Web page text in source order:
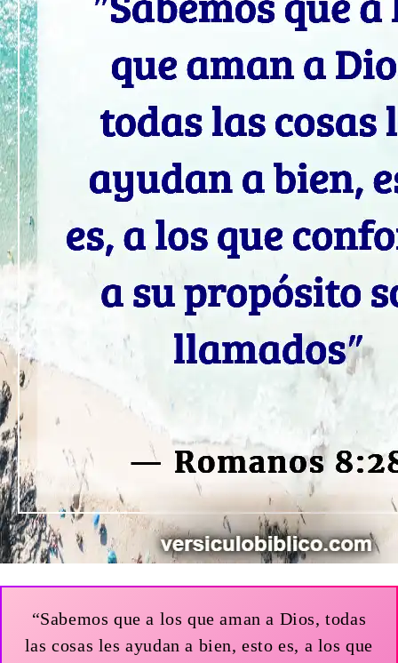
“Sabemos que a los que aman a Dios, todas
las cosas les ayudan a bien, esto es, a los que